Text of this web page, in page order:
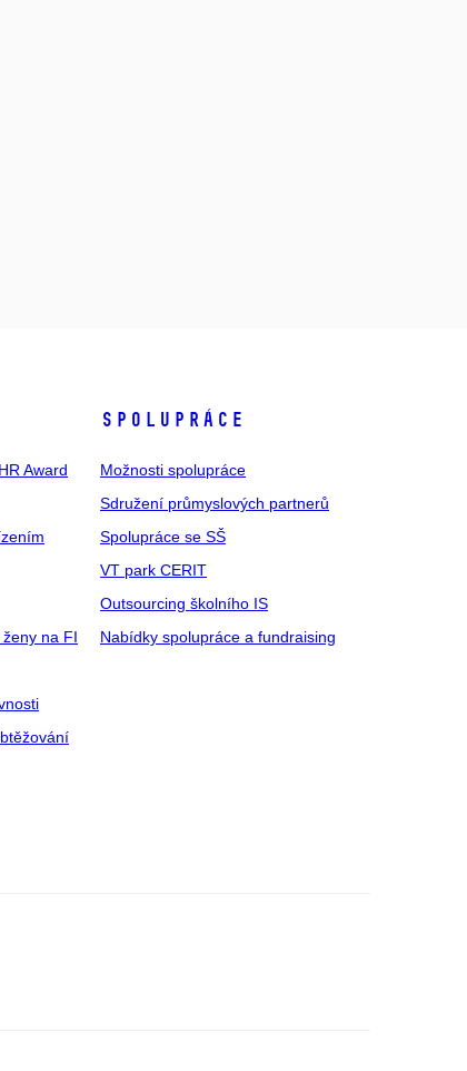
Award
na FI
SPOLUPRÁCE
Možnosti spolupráce
Sdružení průmyslových partnerů
Spolupráce se SŠ
VT park CERIT
Outsourcing školního IS
Nabídky spolupráce a fundraising